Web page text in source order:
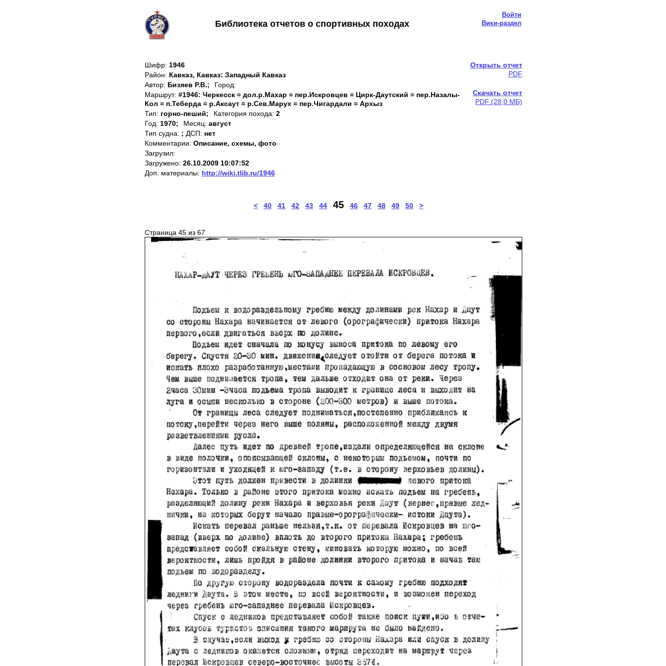
Войти
Библиотека отчетов о спортивных походах Вики-раздел
Шифр: 1946
Район: Кавказ, Кавказ: Западный Кавказ
Автор: Бизяев Р.В.;
Город:
Маршрут: #1946: Черкесск = дол.р.Махар = пер.Искровцев = Цирк-Даутский = пер.Назалы-
Кол = п.Теберда = р.Аксаут = р.Сев.Марух = пер.Чигардали = Архыз
Тип: горно-пеший; Категория похода: 2
Год: 1970; Месяц: август
Тип судна: ; ДСП: нет
Комментарии: Описание, схемы, фото
Загрузил:
Загружено: 26.10.2009 10:07:52
Доп. материалы: http://wiki.tlib.ru/1946
Открыть отчет
PDF
Скачать отчет
PDF (28,0 МБ)
< 40 41 42 43 44 45 46 47 48 49 50 >
Страница 45 из 67